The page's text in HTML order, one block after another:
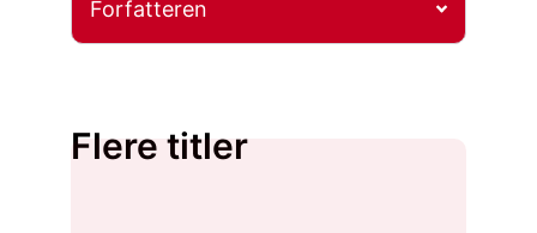
Forfatteren
Flere titler